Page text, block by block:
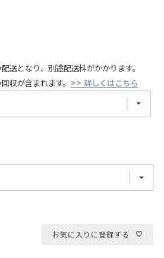
送となり、別途配送料がかかります。
収が含まれます。 >> 詳しくはこちら
お気に入りに登録する